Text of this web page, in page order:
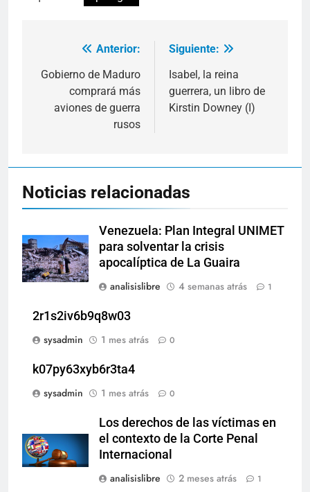
Navegación
de
entradas
Anterior:
Gobierno de Maduro
comprará más
aviones de guerra
rusos
Siguiente:
Isabel, la reina
guerrera, un libro de
Kirstin Downey (I)
Noticias relacionadas
Venezuela: Plan Integral UNIMET
para solventar la crisis
apocalíptica de La Guaira
analisislibre
4 semanas atrás 1
2r1s2iv6b9q8w03
sysadmin
1 mes atrás 0
k07py63xyb6r3ta4
sysadmin
1 mes atrás 0
Los derechos de las víctimas en
el contexto de la Corte Penal
Internacional
analisislibre
2 meses atrás 1